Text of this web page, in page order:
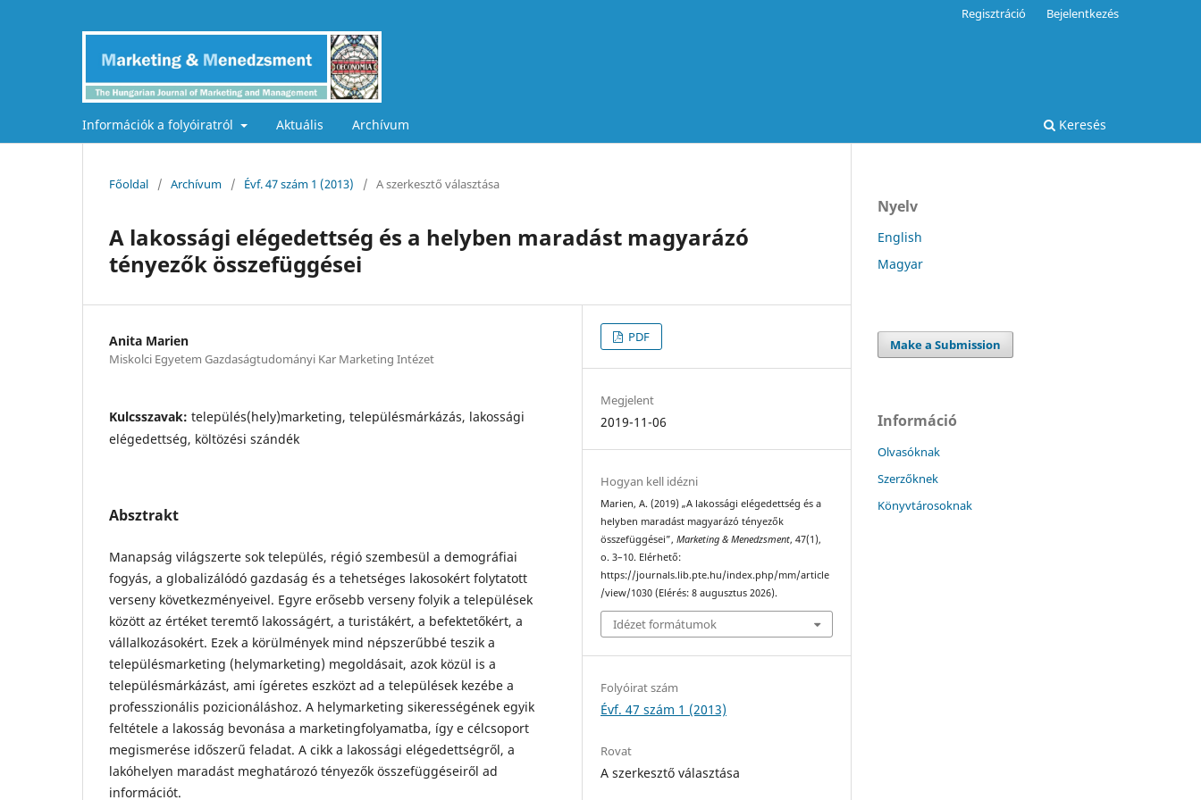
Információk a folyóiratról Aktuális Archívum Keresés
Regisztráció Bejelentkezés
Főoldal / Archívum / Évf. 47 szám 1 (2013) / A szerkesztő választása
A lakossági elégedettség és a helyben maradást magyarázó
tényezők összefüggései
Anita Marien
Miskolci Egyetem Gazdaságtudományi Kar Marketing Intézet
Kulcsszavak: település(hely)marketing, településmárkázás, lakossági
elégedettség, költözési szándék
Absztrakt
Manapság világszerte sok település, régió szembesül a demográfiai
fogyás, a globalizálódó gazdaság és a tehetséges lakosokért folytatott
verseny következmé­nyeivel. Egyre erősebb verseny folyik a települések
között az értéket teremtő lakosságért, a turistákért, a befektetőkért, a
vállalkozásokért. Ezek a körülmények mind népszerűbbé teszik a
településmarketing (helymarketing) megoldá­sait, azok közül is a
településmárkázást, ami ígé­retes eszközt ad a települé­sek kezébe a
professzioná­lis pozicionáláshoz. A helymarketing sikerességének egyik
feltétele a lakosság bevonása a marketingfolyamatba, így e célcsoport
megismerése időszerű feladat. A cikk a lakossági elégedettségről, a
lakóhelyen maradást meghatározó tényezők összefüggéseiről ad
információt.
PDF
Megjelent
2019-11-06
Hogyan kell idézni
Marien, A. (2019) „A lakossági elégedettség és a
helyben maradást magyarázó tényezők
összefüggései”,Marketing & Menedzsment, 47(1),
o. 3–10. Elérhető:
https://journals.lib.pte.hu/index.php/mm/article
/view/1030 (Elérés: 8 augusztus 2026).
Idézet formátumok
Folyóirat szám
Évf. 47 szám 1 (2013)
Rovat
A szerkesztő választása
Nyelv
English
Magyar
Make a Submission
Információ
Olvasóknak
Szerzőknek
Könyvtárosoknak